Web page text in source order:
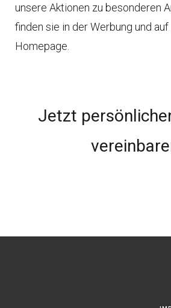
unsere Aktionen zu besonderen
finden sie in der Werbung und
Homepage.
Jetzt